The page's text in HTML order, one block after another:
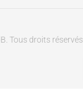
Tous droits réservés.